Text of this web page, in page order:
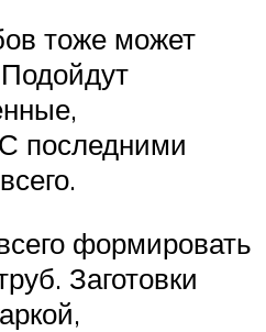
тоже может
последними
формировать
Заготовки